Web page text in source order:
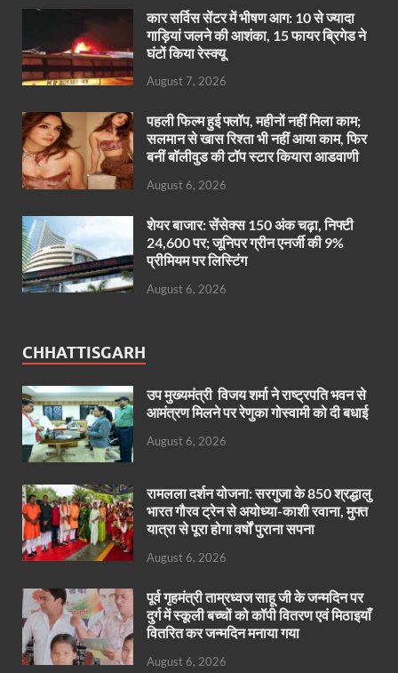
कार सर्विस सेंटर में भीषण आग: 10 से ज्यादा
गाड़ियां जलने की आशंका, 15 फायर ब्रिगेड ने
घंटों किया रेस्क्यू
August 7, 2026
पहली फिल्म हुई फ्लॉप, महीनों नहीं मिला काम;
सलमान से खास रिश्ता भी नहीं आया काम, फिर
बनीं बॉलीवुड की टॉप स्टार कियारा आडवाणी
August 6, 2026
शेयर बाजार: सेंसेक्स 150 अंक चढ़ा, निफ्टी
24,600 पर; जूनिपर ग्रीन एनर्जी की 9%
प्रीमियम पर लिस्टिंग
August 6, 2026
CHHATTISGARH
उप मुख्यमंत्री विजय शर्मा ने राष्ट्रपति भवन से
आमंत्रण मिलने पर रेणुका गोस्वामी को दी बधाई
August 6, 2026
रामलला दर्शन योजना: सरगुजा के 850 श्रद्धालु
भारत गौरव ट्रेन से अयोध्या-काशी रवाना, मुफ्त
यात्रा से पूरा होगा वर्षों पुराना सपना
August 6, 2026
पूर्व गृहमंत्री ताम्रध्वज साहू जी के जन्मदिन पर
दुर्ग में स्कूली बच्चों को कॉपी वितरण एवं मिठाइयाँ
वितरित कर जन्मदिन मनाया गया
August 6, 2026